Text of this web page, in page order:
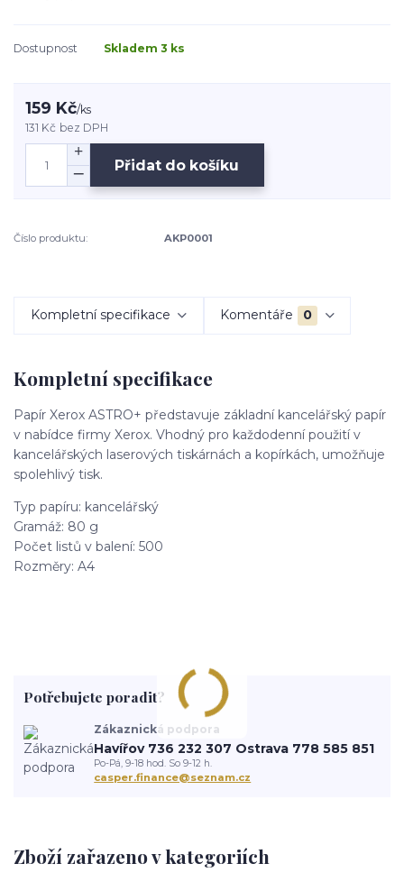
Dostupnost Skladem 3 ks
159 Kč/ks
131 Kč bez DPH
Přidat do košíku
Číslo produktu: AKP0001
Kompletní specifikace Komentáře 0
Kompletní specifikace
Papír Xerox ASTRO+ představuje základní kancelářský papír
v nabídce firmy Xerox. Vhodný pro každodenní použití v
kancelářských laserových tiskárnách a kopírkách, umožňuje
spolehlivý tisk.
Typ papíru: kancelářský
Gramáž: 80 g
Počet listů v balení: 500
Rozměry: A4
Zboží zařazeno v kategoriích
Potřebujete poradit?
Zákaznická podpora
Havířov 736 232 307 Ostrava 778 585 851
Po-Pá, 9-18 hod. So 9-12 h.
casper.finance@seznam.cz